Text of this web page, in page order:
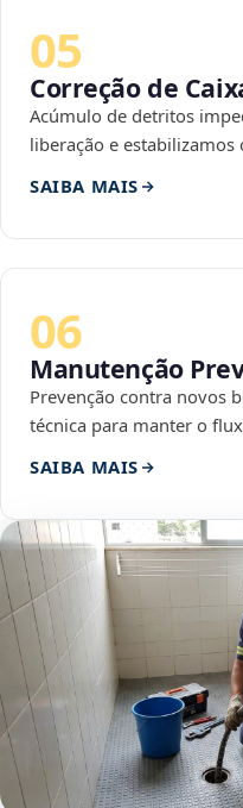
05
Correção de
Acúmulo de detritos
liberação e estabilizamos
SAIBA MAIS
06
Manutenção
Prevenção contra novos
técnica para manter o
SAIBA MAIS